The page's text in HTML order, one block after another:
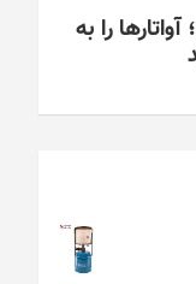
بازی/ Pastel Friends؛ آواتارها را به